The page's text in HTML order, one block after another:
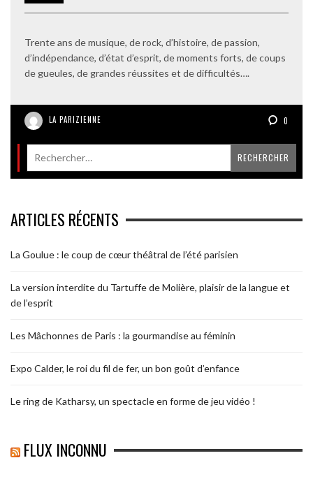
Trente ans de musique, de rock, d’histoire, de passion,
d’indépendance, d’état d’esprit, de moments forts, de coups
de gueules, de grandes réussites et de difficultés….
LA PARIZIENNE 0
ARTICLES RÉCENTS
La Goulue : le coup de cœur théâtral de l’été parisien
La version interdite du Tartuffe de Molière, plaisir de la langue et
de l’esprit
Les Mâchonnes de Paris : la gourmandise au féminin
Expo Calder, le roi du fil de fer, un bon goût d’enfance
Le ring de Katharsy, un spectacle en forme de jeu vidéo !
FLUX INCONNU